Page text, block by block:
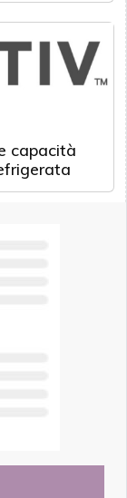
capacità